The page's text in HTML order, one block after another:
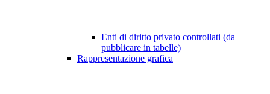
Enti di diritto privato controllati (da
pubblicare in tabelle)
Rappresentazione grafica